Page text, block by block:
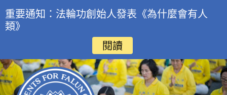
跳
至
主
重要通知：法輪功創始人發表《為什麼會有人
類》
閱讀